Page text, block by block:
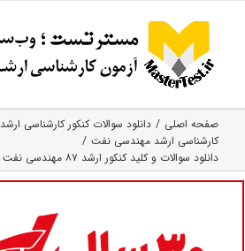
content
صفحه اصلی
دانلود سوالات کنکور کارشناسی ارشد
کارشناسی ارشد مهندسی نفت
دانلود سوالات و کلید کنکور ارشد ۸۷ مهندسی نفت (رایگان)